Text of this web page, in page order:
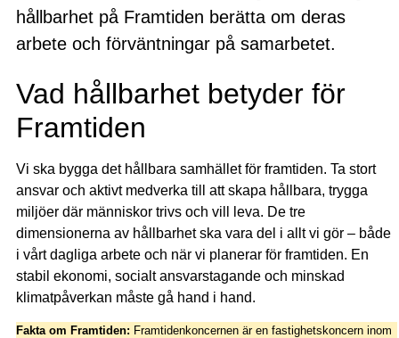
hållbarhet på Framtiden berätta om deras
arbete och förväntningar på samarbetet.
Vad hållbarhet betyder för
Framtiden
Vi ska bygga det hållbara samhället för framtiden. Ta stort
ansvar och aktivt medverka till att skapa hållbara, trygga
miljöer där människor trivs och vill leva. De tre
dimensionerna av hållbarhet ska vara del i allt vi gör – både
i vårt dagliga arbete och när vi planerar för framtiden. En
stabil ekonomi, socialt ansvarstagande och minskad
klimatpåverkan måste gå hand i hand.
Fakta om Framtiden: Framtidenkoncernen är en fastighetskoncern inom